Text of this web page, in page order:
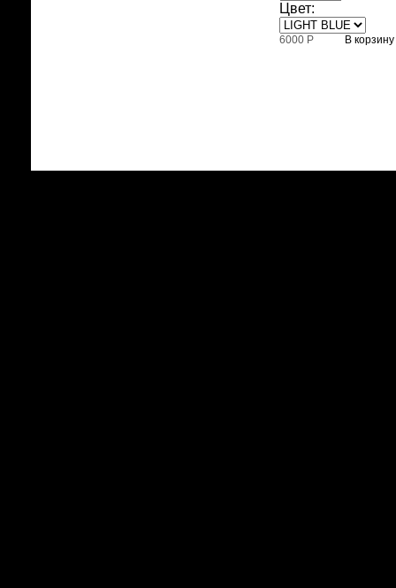
Цвет:
В корзину
6000 Р